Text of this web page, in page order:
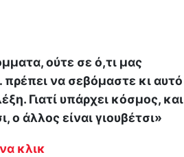
ούτε σε ό,τι μας
πρέπει να σεβόμαστε κι αυτό
Γιατί υπάρχει κόσμος, και
ο άλλος είναι γιουβέτσι»
κλικ